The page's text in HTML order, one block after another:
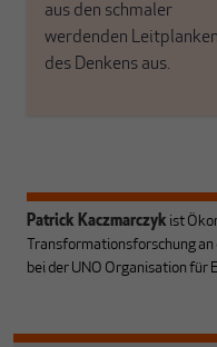
aus den schmaler
werdenden Leitplanken
des Denkens aus.
Patrick Kaczmarczyk ist
Transformationsforschung
bei der UNO Organisation für